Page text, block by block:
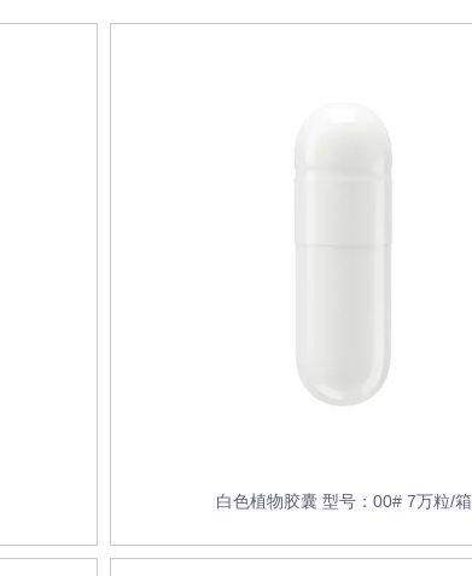
白色植物胶囊 型号：00# 7万粒/箱